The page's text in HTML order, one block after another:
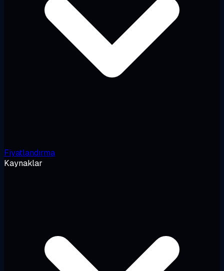
Fiyatlandırma
Kaynaklar